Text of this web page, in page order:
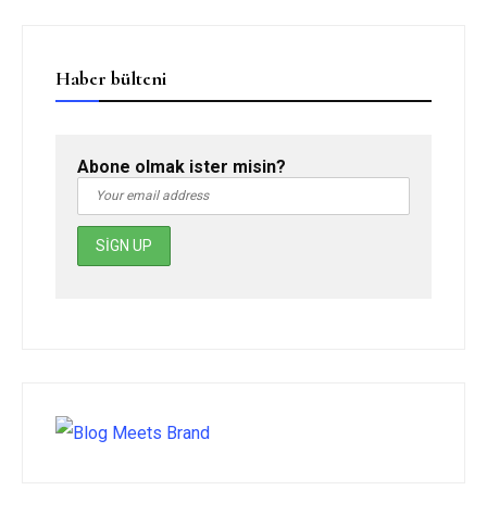
Haber bülteni
Abone olmak ister misin?